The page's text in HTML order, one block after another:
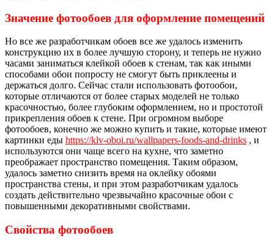
Значение фотообоев для оформление помещений
Но все же разработчикам обоев все же удалось изменить
конструкцию их в более лучшую сторону, и теперь не нужно
часами заниматься клейкой обоев к стенам, так как иными
способами обои попросту не смогут быть приклеены и
держаться долго. Сейчас стали использовать фотообои,
которые отличаются от более старых моделей не только
красочностью, более глубоким оформлением, но и простотой
прикрепления обоев к стене. При огромном выборе
фотообоев, конечно же можно купить и такие, которые имеют
картинки еды https://klv-oboi.ru/wallpapers-foods-and-drinks , и
используются они чаще всего на кухне, что заметно
преображает пространство помещения. Таким образом,
удалось заметно снизить время на оклейку обоями
пространства стены, и при этом разработчикам удалось
создать действительно чрезвычайно красочные обои с
повышенными декоративными свойствами.
Свойства фотообоев